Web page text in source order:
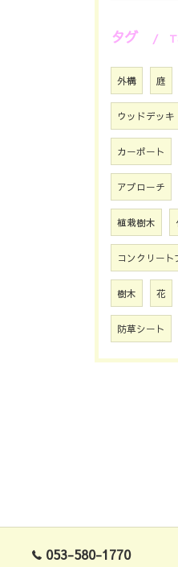
タグ
外構 庭
ウッドデッキ
カーポート
アプローチ
植栽樹木
コンクリート
樹木 花
防草シート
053-580-1770